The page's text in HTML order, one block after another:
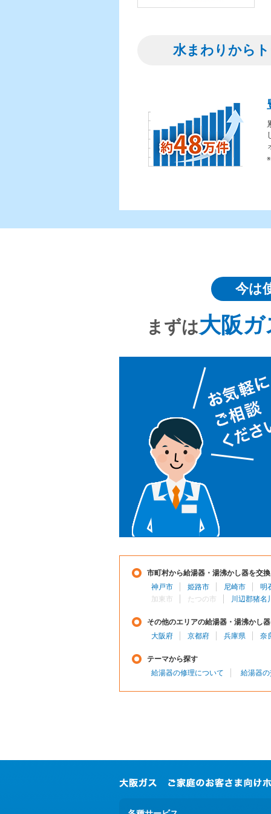
水まわりから
今は
まずは大阪
市町村から給湯器・湯沸かし器を交
神戸市
姫路市 尼崎市
明
加東市
たつの市 川辺郡猪名
その他のエリアの給湯器・湯沸かし
大阪府
京都府 兵庫県 奈
テーマから探す
給湯器の修理について
給湯器